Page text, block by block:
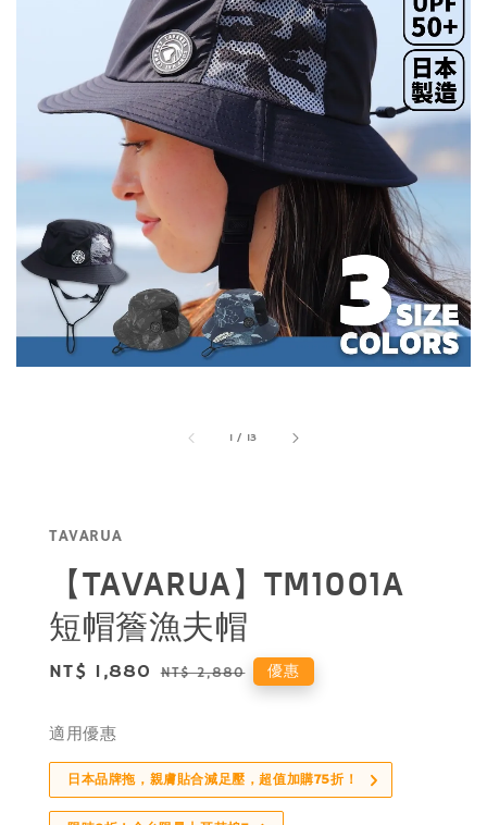
1 / 13
TAVARUA
【TAVARUA】TM1001A
短帽簷漁夫帽
Sale
NT$ 1,880 Regular
NT$ 2,880 優惠
適用優惠
日本品牌拖，親膚貼合減足壓，超值加購75折！